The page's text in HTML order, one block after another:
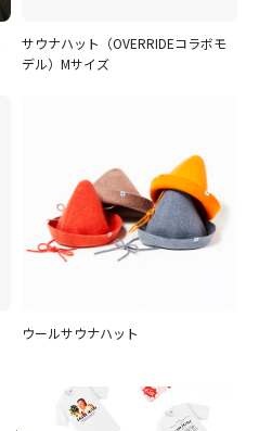
サウナハット（OVERRIDEコラボモ
デル）Mサイズ
ウールサウナハット